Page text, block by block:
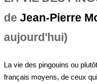
de Jean-Pierre
aujourd'hui)
La vie des pingouins ou
français moyens, de ceux